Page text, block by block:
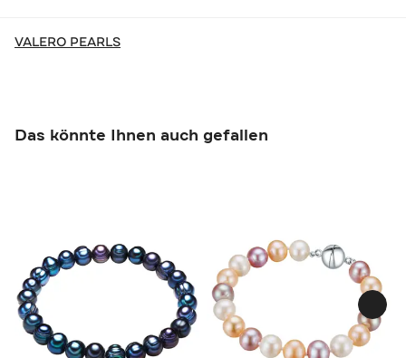
VALERO PEARLS
Das könnte Ihnen auch gefallen